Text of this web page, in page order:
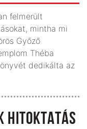
felmerült
mintha mi
Győző
Théba
dedikálta az
HITOKTATÁS